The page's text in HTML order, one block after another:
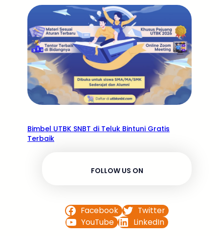
Bimbel UTBK SNBT di Teluk Bintuni Gratis
Terbaik
FOLLOW US ON
Facebook
Twitter
YouTube
LinkedIn